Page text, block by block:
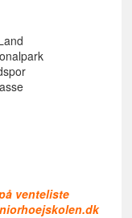
venteliste